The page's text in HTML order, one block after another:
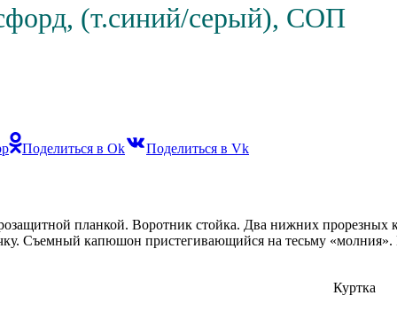
(т.синий/серый), СОП
Поделиться в Ok Поделиться в Vk
планкой. Воротник стойка. Два нижних
Съемный капюшон пристегивающийся на тесьму
Куртка